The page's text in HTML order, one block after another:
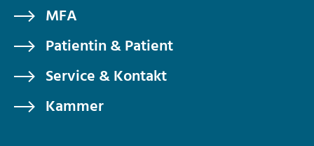
MFA
Patientin & Patient
Service & Kontakt
Kammer